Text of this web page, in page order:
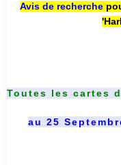
Avis de recherche
Toutes les cartes
au 25